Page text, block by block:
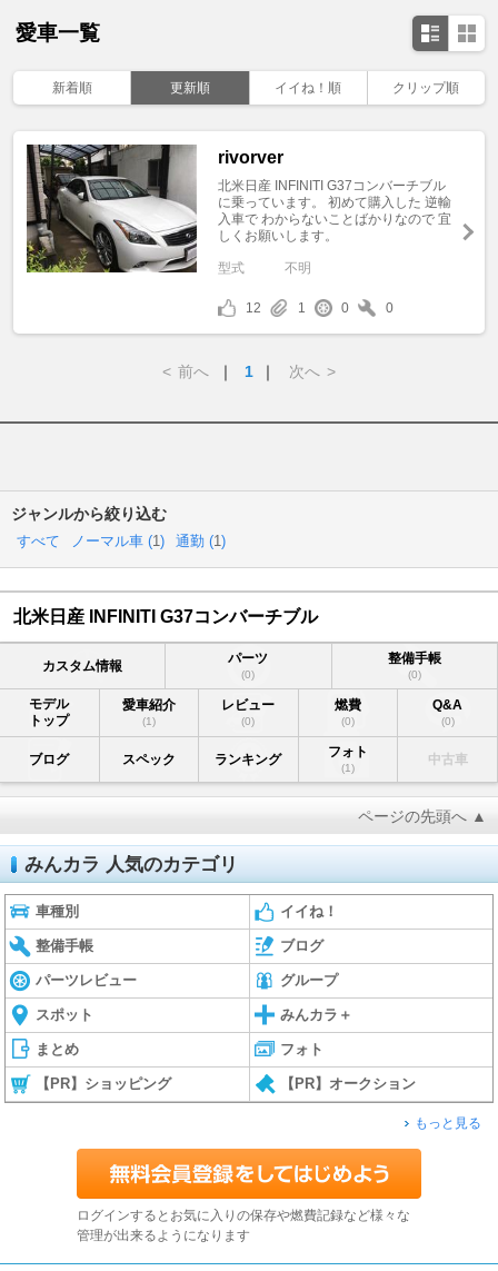
愛車一覧
新着順 更新順 イイね！順 クリップ順
rivorver
北米日産 INFINITI G37コンバーチブル
に乗っています。 初めて購入した 逆輸
入車で わからないことばかりなので 宜
しくお願いします。
型式 不明
12 1 0 0
< 前へ ｜ 1 ｜ 次へ >
ジャンルから絞り込む
すべて ノーマル車 (1) 通勤 (1)
北米日産 INFINITI G37コンバーチブル
カスタム情報 パーツ
(0)
整備手帳
(0)
モデル
トップ
愛車紹介
(1)
レビュー
(0)
燃費
(0)
Q&A
(0)
ブログ スペック ランキング フォト
(1)
中古車
ページの先頭へ ▲
みんカラ 人気のカテゴリ
車種別 イイね！
整備手帳 ブログ
パーツレビュー グループ
スポット みんカラ＋
まとめ フォト
【PR】ショッピング 【PR】オークション
もっと見る
ログインするとお気に入りの保存や燃費記録など様々な
管理が出来るようになります